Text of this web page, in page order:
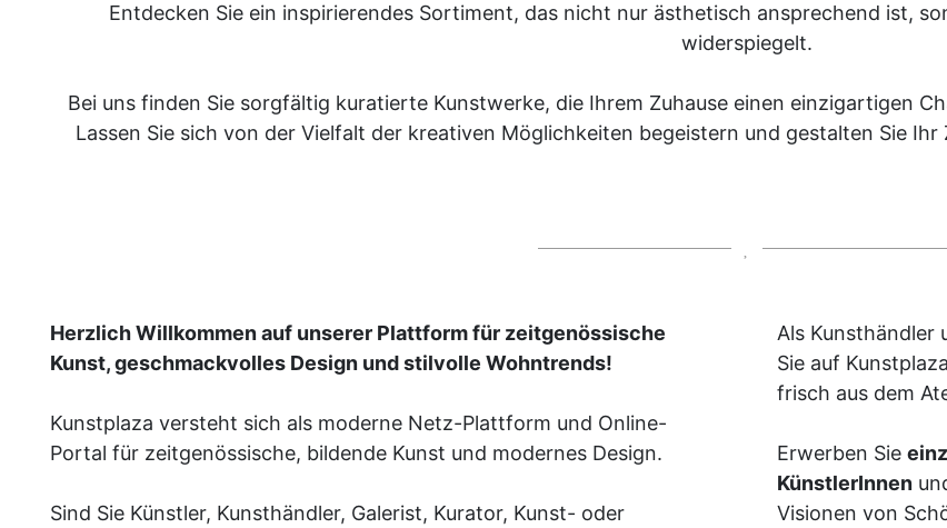
Entdecken Sie ein inspirierendes Sortiment, das nicht nur ästhetisch ansprechend ist,
widerspiegelt.
Bei uns finden Sie sorgfältig kuratierte Kunstwerke, die Ihrem Zuhause einen einzigartigen
Lassen Sie sich von der Vielfalt der kreativen Möglichkeiten begeistern und gestalten Sie
Herzlich Willkommen auf unserer Plattform für zeitgenössische
Kunst, geschmackvolles Design und stilvolle Wohntrends!
Kunstplaza versteht sich als moderne Netz-Plattform und Online-
Portal für zeitgenössische, bildende Kunst und modernes Design.
Sind Sie Künstler, Kunsthändler, Galerist, Kurator, Kunst- oder
Als Kunsthändler
Sie auf Kunstplaza
frisch aus dem
Erwerben Sie
KünstlerInnen
Visionen von